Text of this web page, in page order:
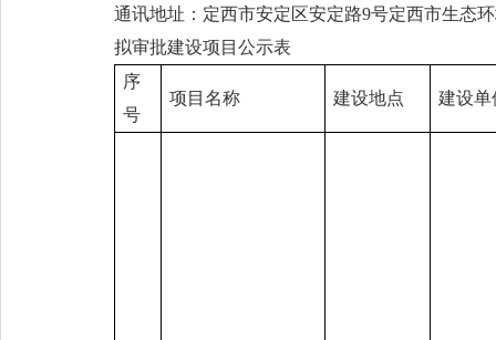
通讯地址：定西市安定区安定路9号定西市生态
拟审批建设项目公示表
序
号
项目名称 建设地点 建设单